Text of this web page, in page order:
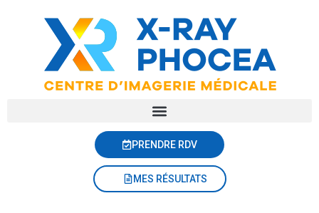
PRENDRE RDV
MES RÉSULTATS